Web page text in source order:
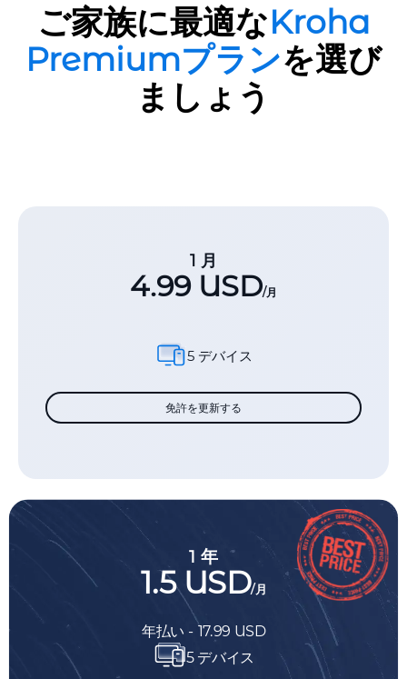
ご家族に最適なKroha
Premiumプランを選び
ましょう
1 月
4.99 USD/月
5 デバイス
免許を更新する
1 年
1.5 USD/月
年払い - 17.99 USD
5 デバイス